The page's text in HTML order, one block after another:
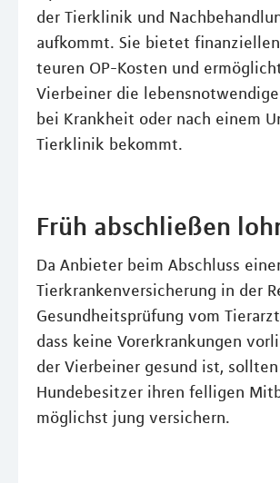
der Tierklinik und
aufkommt. Sie bietet
teuren OP-Kosten und
Vierbeiner die
bei Krankheit oder nach einem
Tierklinik bekommt.
Früh abschließen
Da Anbieter beim Abschluss
Tierkrankenversicherung in der
Gesundheitsprüfung vom
dass keine Vorerkrankungen
der Vierbeiner gesund ist, sollten
Hundebesitzer ihren felligen
möglichst jung versichern.